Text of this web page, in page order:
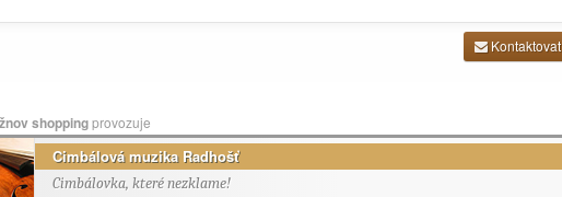
Kontaktovat
shoppingprovozuje
Cimbálová muzika Radhošť
Cimbálovka, které nezklame!